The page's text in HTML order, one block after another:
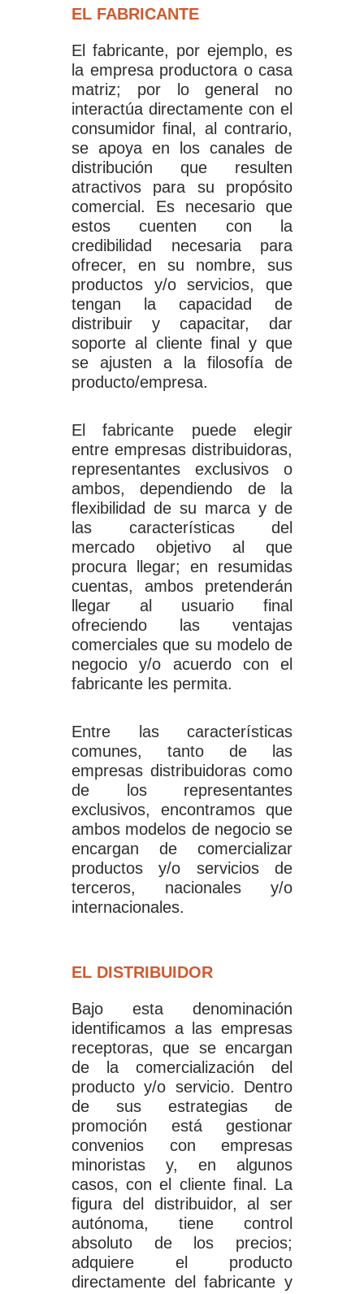
EL FABRICANTE
El fabricante, por ejemplo, es
la empresa productora o casa
matriz; por lo general no
interactúa directamente con el
consumidor final, al contrario,
se apoya en los canales de
distribución que resulten
atractivos para su propósito
comercial. Es necesario que
estos cuenten con la
credibilidad necesaria para
ofrecer, en su nombre, sus
productos y/o servicios, que
tengan la capacidad de
distribuir y capacitar, dar
soporte al cliente final y que
se ajusten a la filosofía de
producto/empresa.
El fabricante puede elegir
entre empresas distribuidoras,
representantes exclusivos o
ambos, dependiendo de la
flexibilidad de su marca y de
las características del
mercado objetivo al que
procura llegar; en resumidas
cuentas, ambos pretenderán
llegar al usuario final
ofreciendo las ventajas
comerciales que su modelo de
negocio y/o acuerdo con el
fabricante les permita.
Entre las características
comunes, tanto de las
empresas distribuidoras como
de los representantes
exclusivos, encontramos que
ambos modelos de negocio se
encargan de comercializar
productos y/o servicios de
terceros, nacionales y/o
internacionales.
EL DISTRIBUIDOR
Bajo esta denominación
identificamos a las empresas
receptoras, que se encargan
de la comercialización del
producto y/o servicio. Dentro
de sus estrategias de
promoción está gestionar
convenios con empresas
minoristas y, en algunos
casos, con el cliente final. La
figura del distribuidor, al ser
autónoma, tiene control
absoluto de los precios;
adquiere el producto
directamente del fabricante y